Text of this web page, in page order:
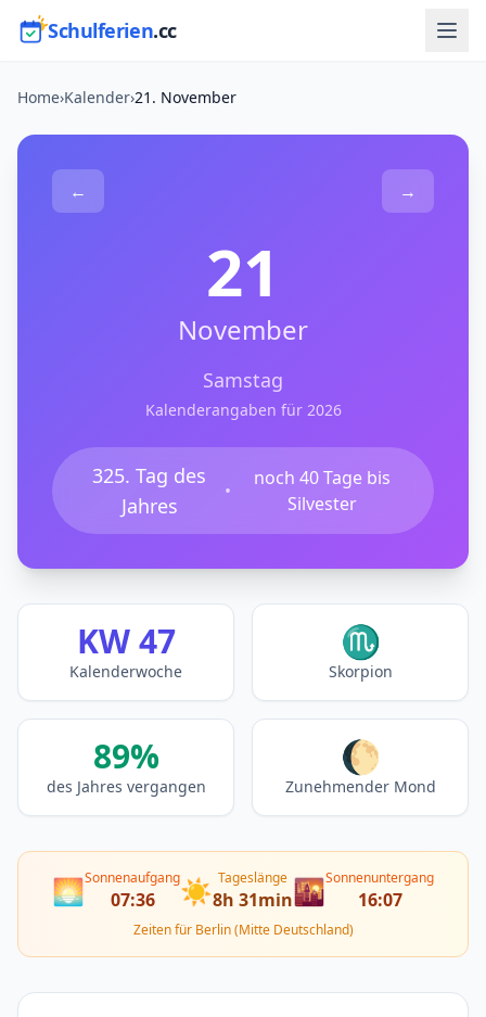
Schulferien.cc
Home›Kalender›21. November
← →
21
November
Samstag
Kalenderangaben für 2026
325. Tag des
Jahres
•
noch 40 Tage bis
Silvester
KW 47
Kalenderwoche
♏
Skorpion
89%
des Jahres vergangen
🌔
Zunehmender Mond
🌅Sonnenaufgang
07:36 ☀️ Tageslänge
8h 31min🌇Sonnenuntergang
16:07
Zeiten für Berlin (Mitte Deutschland)